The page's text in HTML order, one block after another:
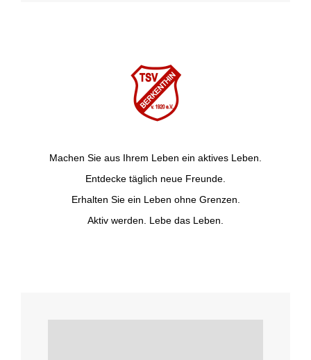
Machen Sie aus Ihrem Leben ein aktives Leben.
Entdecke täglich neue Freunde.
Erhalten Sie ein Leben ohne Grenzen.
Aktiv werden. Lebe das Leben.